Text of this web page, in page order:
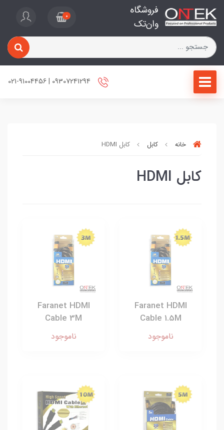
فروشگاه
وان‌تک
0
خانه کابل کابل HDMI
کابل HDMI
Faranet HDMI
Cable 1.5M
ناموجود
Faranet HDMI
Cable 3M
ناموجود